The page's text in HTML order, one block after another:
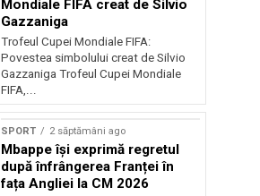
Mondiale FIFA creat de Silvio
Gazzaniga
Trofeul Cupei Mondiale FIFA:
Povestea simbolului creat de Silvio
Gazzaniga Trofeul Cupei Mondiale
FIFA,...
SPORT 2 săptămâni ago
Mbappe își exprimă regretul
după înfrângerea Franței în
fața Angliei la CM 2026